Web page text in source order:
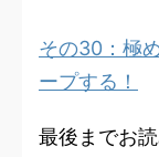
その30：極
ープする！
最後までお